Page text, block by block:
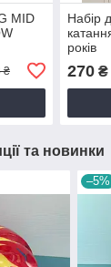
MID
₴
Набір
років
270₴
та новинки
–5%